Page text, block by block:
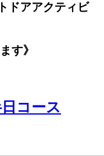
ドアアクティビ
す》
コース